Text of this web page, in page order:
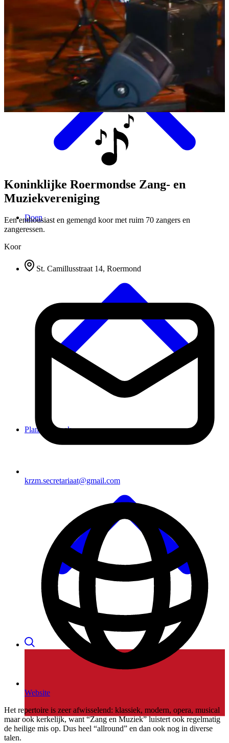
Eten & Drinken
Doen
Plan je bezoek
Koninklijke Roermondse Zang- en
Muziekvereniging
Een enthousiast en gemengd koor met ruim 70 zangers en
zangeressen.
Koor
St. Camillusstraat 14, Roermond
krzm.secretariaat@gmail.com
Website
Het repertoire is zeer afwisselend: klassiek, modern, opera, musical
maar ook kerkelijk, want “Zang en Muziek” luistert ook regelmatig
de heilige mis op. Dus heel “allround” en dan ook nog in diverse
talen.